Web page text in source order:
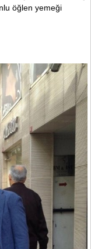
öğlen yemeği